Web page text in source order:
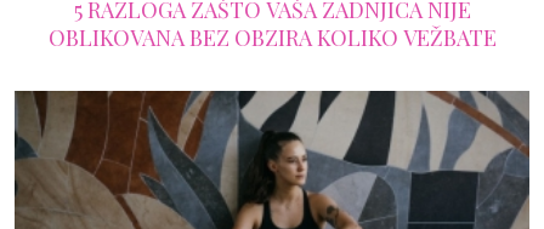
5 RAZLOGA ZAŠTO VAŠA ZADNJICA NIJE
OBLIKOVANA BEZ OBZIRA KOLIKO VEŽBATE